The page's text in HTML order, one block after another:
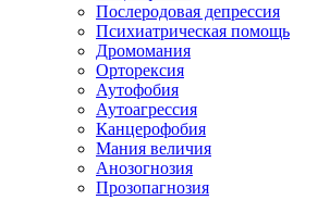
Послеродовая депрессия
Психиатрическая помощь
Дромомания
Орторексия
Аутофобия
Аутоагрессия
Канцерофобия
Мания величия
Анозогнозия
Прозопагнозия